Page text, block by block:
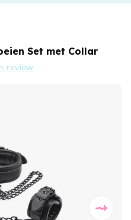
Set met Collar
review